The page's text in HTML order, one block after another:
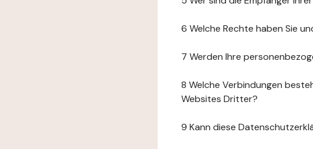
6 Welche Rechte haben Sie
7 Werden Ihre
8 Welche Verbindungen
Websites Dritter?
9 Kann diese